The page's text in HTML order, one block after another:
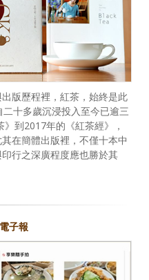
版歷程裡，紅茶，始終是此
十多歲沉浸投入至今已逾三
到2017年的《紅茶經》，
在簡體出版裡，不僅十本中
行之深廣程度應也勝於其
子報